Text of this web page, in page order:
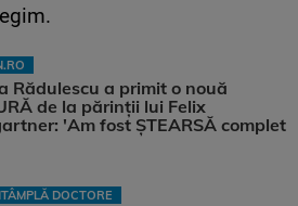
Rădulescu a primit o nouă
de la părinții lui Felix
'Am fost ȘTEARSĂ complet
DOCTORE